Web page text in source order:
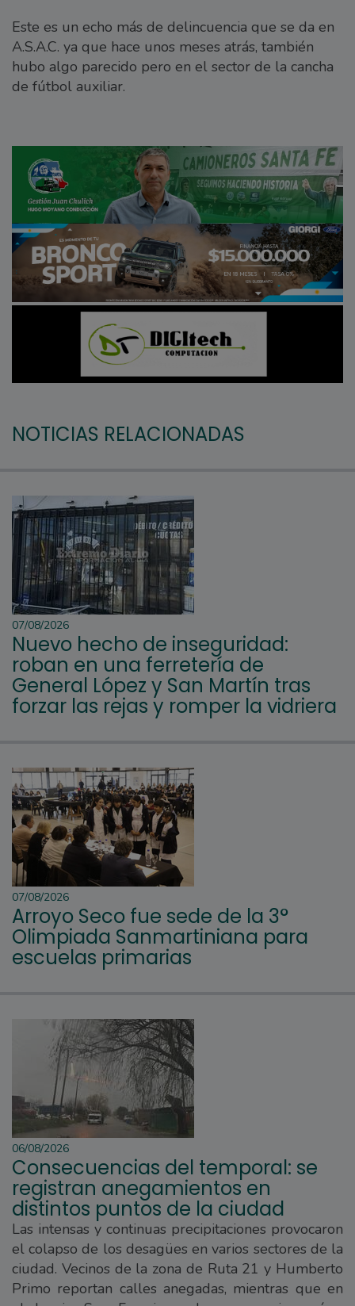
Este es un echo más de delincuencia que se da en
A.S.A.C. ya que hace unos meses atrás, también
hubo algo parecido pero en el sector de la cancha
de fútbol auxiliar.
NOTICIAS RELACIONADAS
07/08/2026
Nuevo hecho de inseguridad:
roban en una ferretería de
General López y San Martín tras
forzar las rejas y romper la vidriera
07/08/2026
Arroyo Seco fue sede de la 3°
Olimpiada Sanmartiniana para
escuelas primarias
06/08/2026
Consecuencias del temporal: se
registran anegamientos en
distintos puntos de la ciudad
Las intensas y continuas precipitaciones provocaron
el colapso de los desagües en varios sectores de la
ciudad. Vecinos de la zona de Ruta 21 y Humberto
Primo reportan calles anegadas, mientras que en